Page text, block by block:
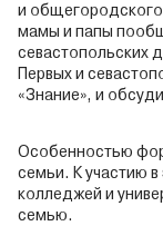
и
мамы и папы
севастопольских
Первых и
«Знание», и
Особенностью
семьи. К участию
колледжей и
семью.